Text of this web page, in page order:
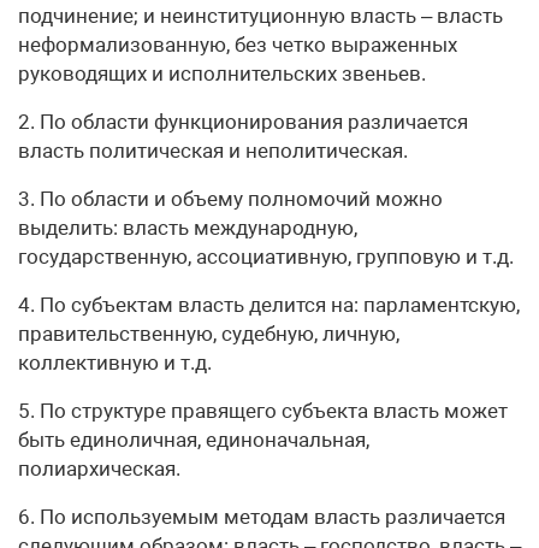
подчинение; и неинституционную власть – власть
неформализованную, без четко выраженных
руководящих и исполнительских звеньев.
2. По области функционирования различается
власть политическая и неполитическая.
3. По области и объему полномочий можно
выделить: власть международную,
государственную, ассоциативную, групповую и т.д.
4. По субъектам власть делится на: парламентскую,
правительственную, судебную, личную,
коллективную и т.д.
5. По структуре правящего субъекта власть может
быть единоличная, единоначальная,
полиархическая.
6. По используемым методам власть различается